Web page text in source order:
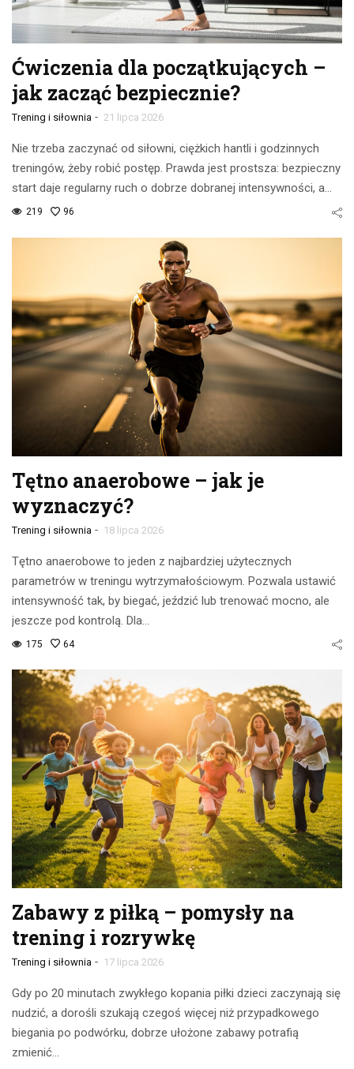
Ćwiczenia dla początkujących –
jak zacząć bezpiecznie?
Trening i siłownia - 21 lipca 2026
Nie trzeba zaczynać od siłowni, ciężkich hantli i godzinnych
treningów, żeby robić postęp. Prawda jest prostsza: bezpieczny
start daje regularny ruch o dobrze dobranej intensywności, a…
219 96
Tętno anaerobowe – jak je
wyznaczyć?
Trening i siłownia - 18 lipca 2026
Tętno anaerobowe to jeden z najbardziej użytecznych
parametrów w treningu wytrzymałościowym. Pozwala ustawić
intensywność tak, by biegać, jeździć lub trenować mocno, ale
jeszcze pod kontrolą. Dla…
175 64
Zabawy z piłką – pomysły na
trening i rozrywkę
Trening i siłownia - 17 lipca 2026
Gdy po 20 minutach zwykłego kopania piłki dzieci zaczynają się
nudzić, a dorośli szukają czegoś więcej niż przypadkowego
biegania po podwórku, dobrze ułożone zabawy potrafią
zmienić…